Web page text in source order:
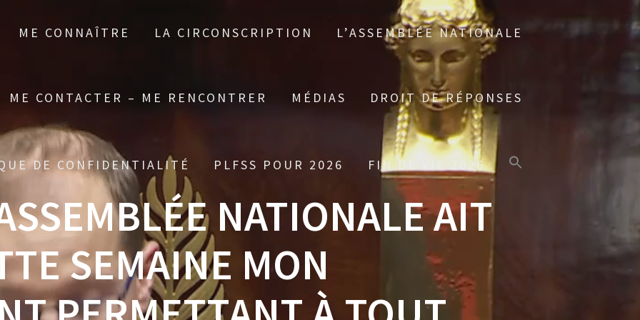
ME CONNAÎTRE LA CIRCONSCRIPTION L’ASSEMBLÉE NATIONALE
ME CONTACTER – ME RENCONTRER MÉDIAS DROIT DE RÉPONSES
DE CONFIDENTIALITÉ PLFSS POUR 2026 FIN DE VIE 2026
NATIONALE AIT
SEMAINE MON